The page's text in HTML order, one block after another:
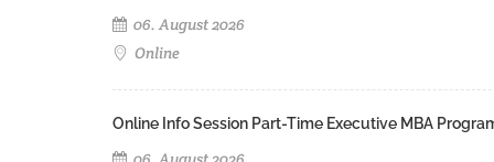
06. August 2026
Online
Online Info Session Part-Time Executive MBA